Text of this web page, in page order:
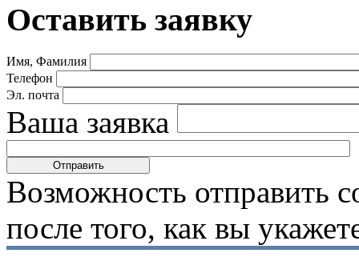
Оставить заявку
Имя, Фамилия
Телефон
Эл. почта
Ваша заявка
Возможность отправить
после того, как вы